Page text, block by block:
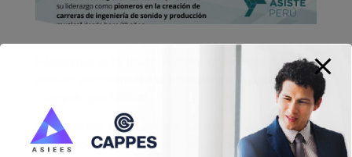
por
renovar exitosamente su licenciamiento institucional
Continuemos fortaleciendo nuestro sistema
educativo en favor de todos los peruanos.